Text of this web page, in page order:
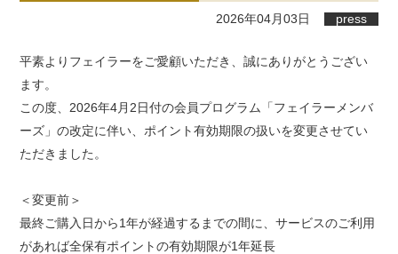
2026年04月03日 press
平素よりフェイラーをご愛顧いただき、誠にありがとうござい
ます。
この度、2026年4月2日付の会員プログラム「フェイラーメンバ
ーズ」の改定に伴い、ポイント有効期限の扱いを変更させてい
ただきました。
＜変更前＞
最終ご購入日から1年が経過するまでの間に、サービスのご利用
があれば全保有ポイントの有効期限が1年延長